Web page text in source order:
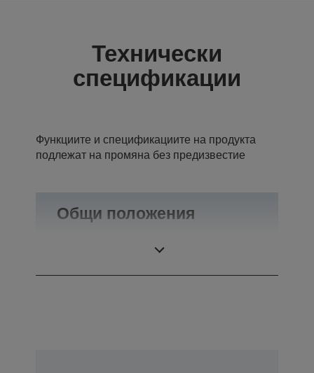
Технически
спецификации
Функциите и спецификациите на продукта
подлежат на промяна без предизвестие
Общи положения